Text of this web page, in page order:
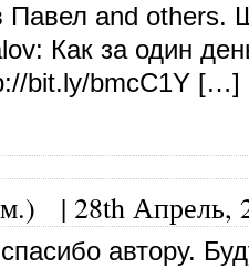
Павел and others.
Как за один
bit.ly/bmcC1Y […]
| 28th Апрель,
автору.